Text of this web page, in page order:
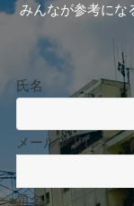
みんなが参考にな
氏名
メールアドレス
題名